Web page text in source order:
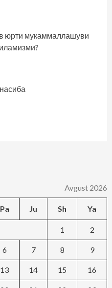
юрти мукаммаллашуви
Avgust 2026
Pa Ju Sh Ya
1 2
6 7 8 9
13 14 15 16